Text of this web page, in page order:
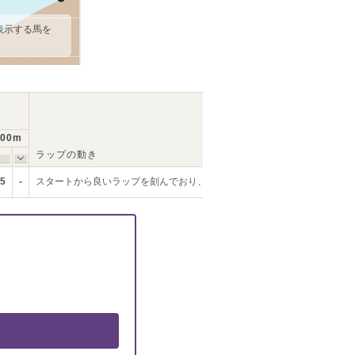
示する馬を
ラップの動き
- スタートから良いラップを刻んでおり、中盤まで安定した走りを見せまし